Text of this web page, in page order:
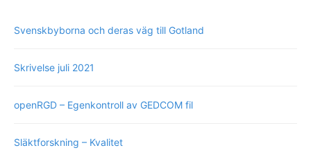
Svenskbyborna och deras väg till Gotland
Skrivelse juli 2021
openRGD – Egenkontroll av GEDCOM fil
Släktforskning – Kvalitet